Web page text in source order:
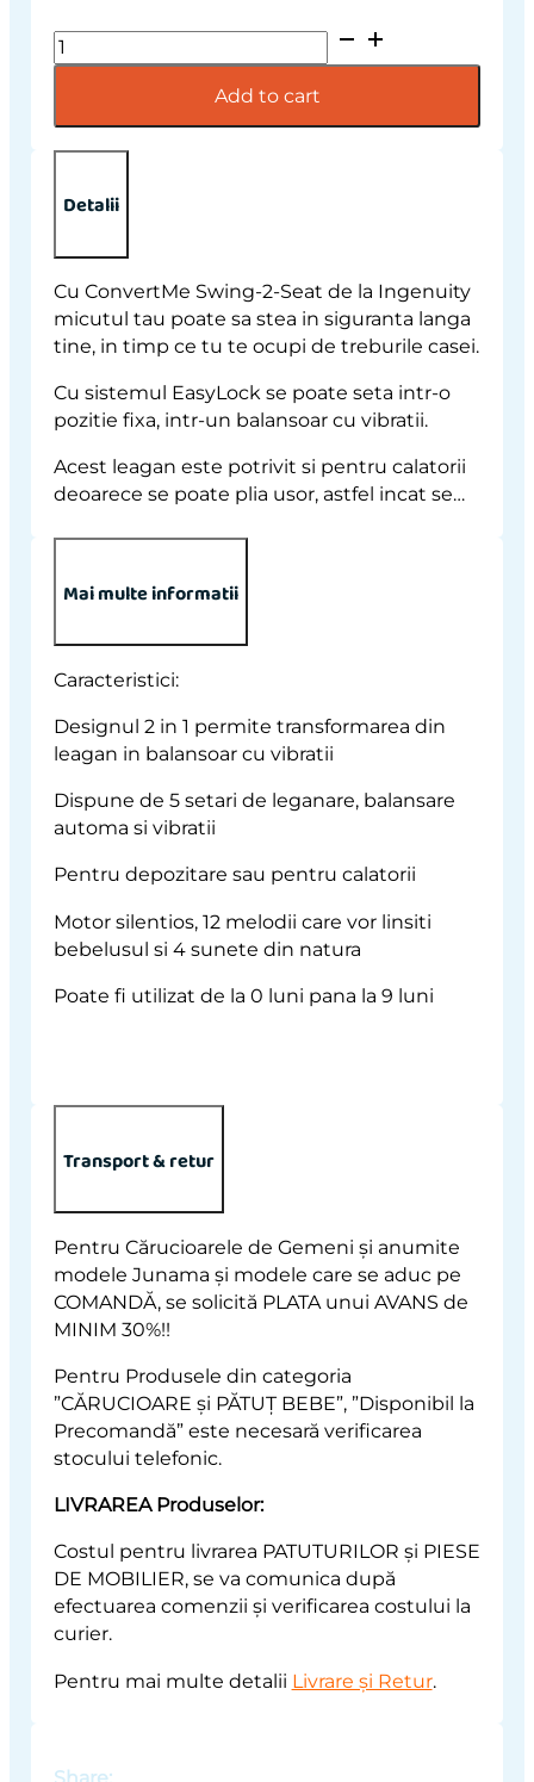
Import
placeholder
Add to cart
Detalii
Cu ConvertMe Swing-2-Seat de la Ingenuity
micutul tau poate sa stea in siguranta langa
tine, in timp ce tu te ocupi de treburile casei.
Cu sistemul EasyLock se poate seta intr-o
pozitie fixa, intr-un balansoar cu vibratii.
Acest leagan este potrivit si pentru calatorii
deoarece se poate plia usor, astfel incat se…
Mai multe informatii
Caracteristici:
Designul 2 in 1 permite transformarea din
leagan in balansoar cu vibratii
Dispune de 5 setari de leganare, balansare
automa si vibratii
Pentru depozitare sau pentru calatorii
Motor silentios, 12 melodii care vor linsiti
bebelusul si 4 sunete din natura
Poate fi utilizat de la 0 luni pana la 9 luni
Transport & retur
Pentru Cărucioarele de Gemeni și anumite
modele Junama și modele care se aduc pe
COMANDĂ, se solicită PLATA unui AVANS de
MINIM 30%!!
Pentru Produsele din categoria
”CĂRUCIOARE și PĂTUȚ BEBE”, ”Disponibil la
Precomandă” este necesară verificarea
stocului telefonic.
LIVRAREA Produselor:
Costul pentru livrarea PATUTURILOR și PIESE
DE MOBILIER, se va comunica după
efectuarea comenzii și verificarea costului la
curier.
Pentru mai multe detalii Livrare și Retur.
Share: